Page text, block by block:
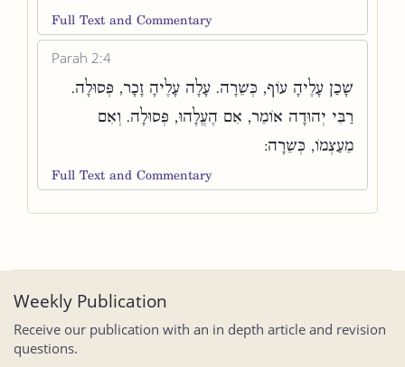
Full Text and Commentary
Parah 2:4
שָׁכַן עָלֶיהָ עוֹף, כְּשֵׁרָה. עָלָה עָלֶיהָ זָכָר, פְּסוּלָה.
רַבִּי יְהוּדָה אוֹמֵר, אִם הֶעֱלָהוּ, פְּסוּלָה. וְאִם
מֵעַצְמוֹ, כְּשֵׁרָה:
Full Text and Commentary
Weekly Publication
Receive our publication with an in depth article and revision
questions.